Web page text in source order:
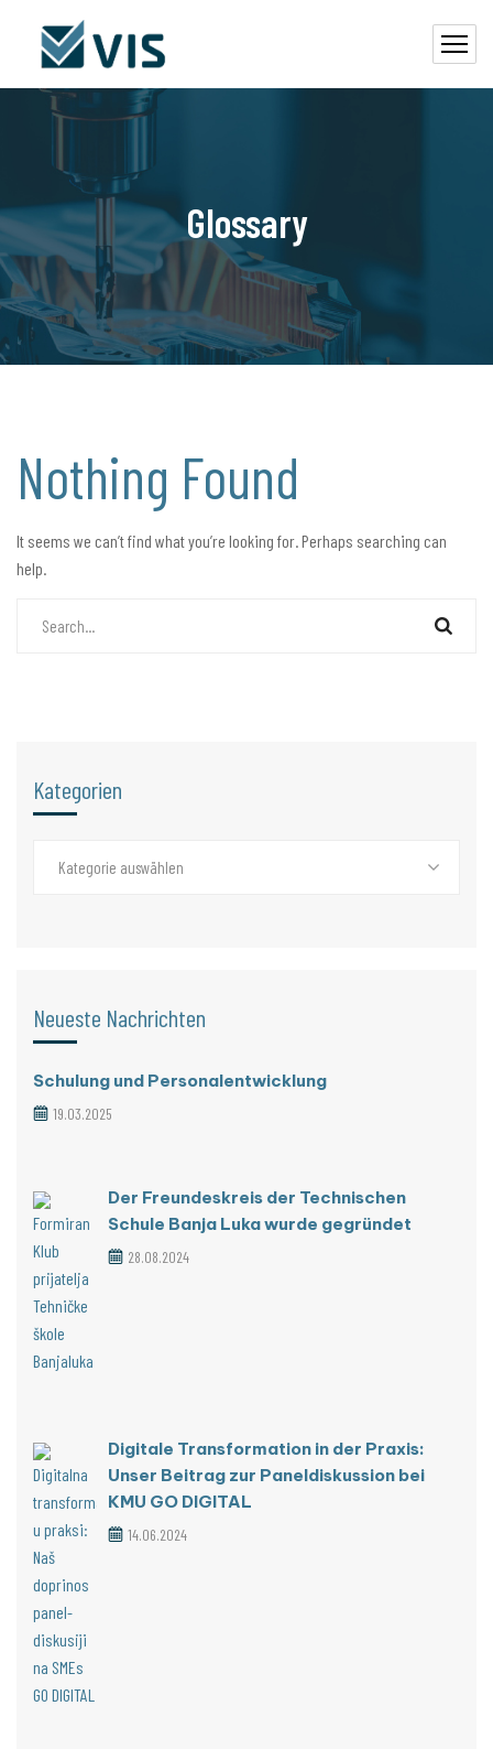
Glossary
Nothing Found
It seems we can’t find what you’re looking for. Perhaps searching can
help.
Kategorien
Kategorie auswählen
Neueste Nachrichten
Schulung und Personalentwicklung
19.03.2025
Der Freundeskreis der Technischen
Schule Banja Luka wurde gegründet
28.08.2024
Digitale Transformation in der Praxis:
Unser Beitrag zur Paneldiskussion bei
KMU GO DIGITAL
14.06.2024